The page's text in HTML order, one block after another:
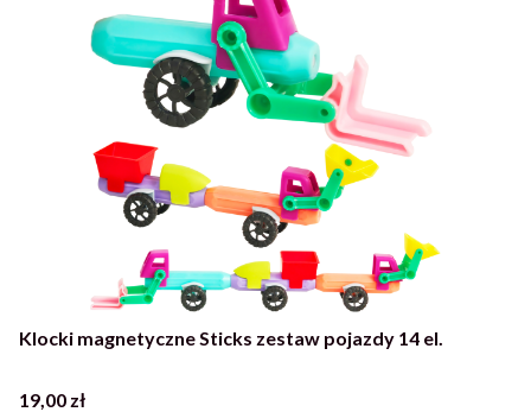
Klocki magnetyczne Sticks zestaw pojazdy 14 el.
Cena
19,00 zł